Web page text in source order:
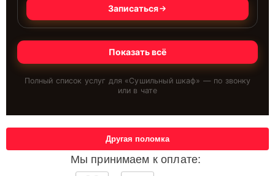
Записаться
Показать всё
Полный список услуг для «Сушильный шкаф» — по звонку
или в чате
Мы принимаем к оплате:
Другая поломка